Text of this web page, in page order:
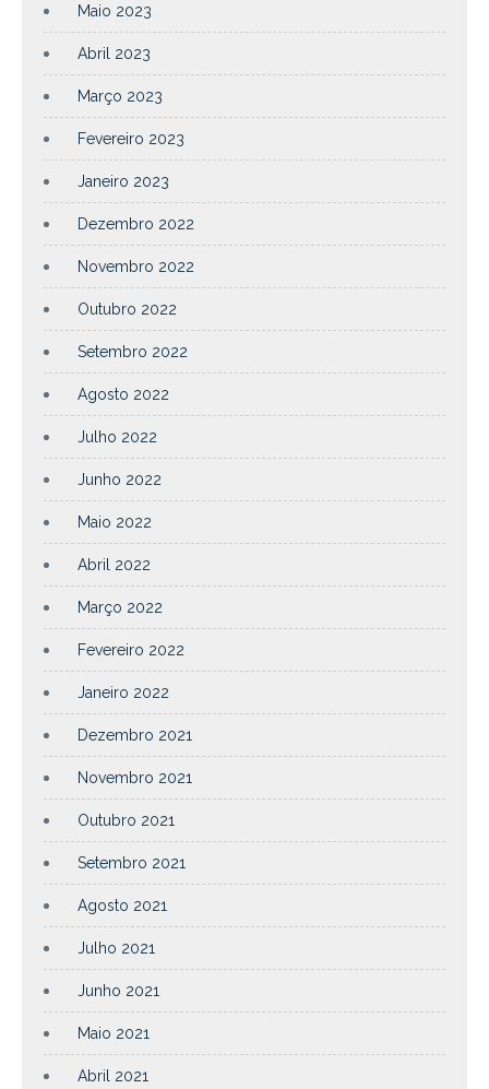
Maio 2023
Abril 2023
Março 2023
Fevereiro 2023
Janeiro 2023
Dezembro 2022
Novembro 2022
Outubro 2022
Setembro 2022
Agosto 2022
Julho 2022
Junho 2022
Maio 2022
Abril 2022
Março 2022
Fevereiro 2022
Janeiro 2022
Dezembro 2021
Novembro 2021
Outubro 2021
Setembro 2021
Agosto 2021
Julho 2021
Junho 2021
Maio 2021
Abril 2021